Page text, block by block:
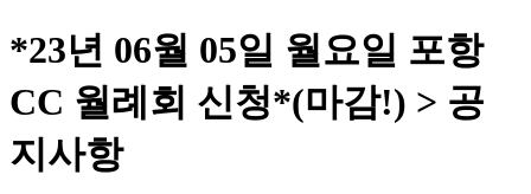
*23년 06월 05일 월요일 포항
CC 월례회 신청*(마감!) > 공
지사항